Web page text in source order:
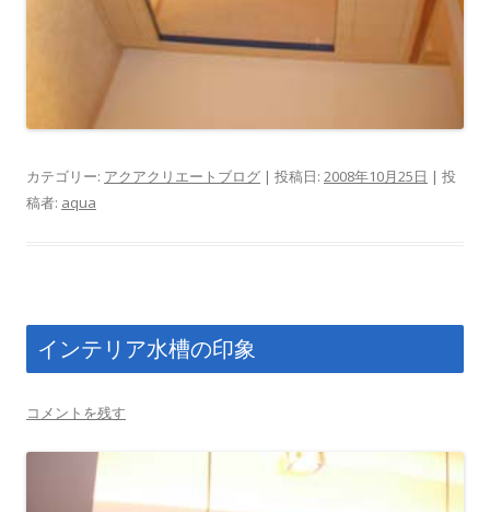
カテゴリー: アクアクリエートブログ | 投稿日: 2008年10月25日 | 投
稿者: aqua
インテリア水槽の印象
コメントを残す